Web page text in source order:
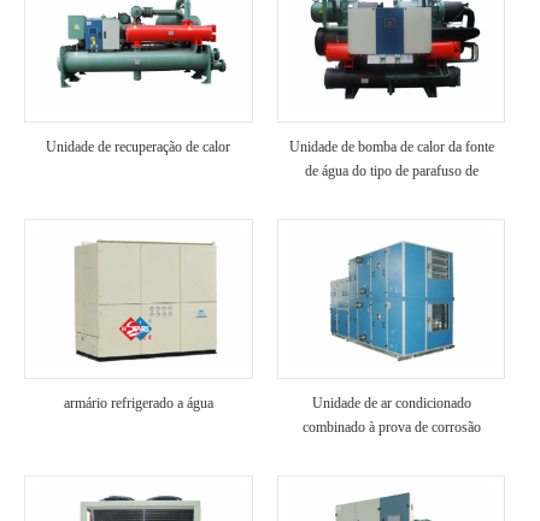
Unidade de recuperação de calor
Unidade de bomba de calor da fonte
de água do tipo de parafuso de
armário refrigerado a água
Unidade de ar condicionado
combinado à prova de corrosão